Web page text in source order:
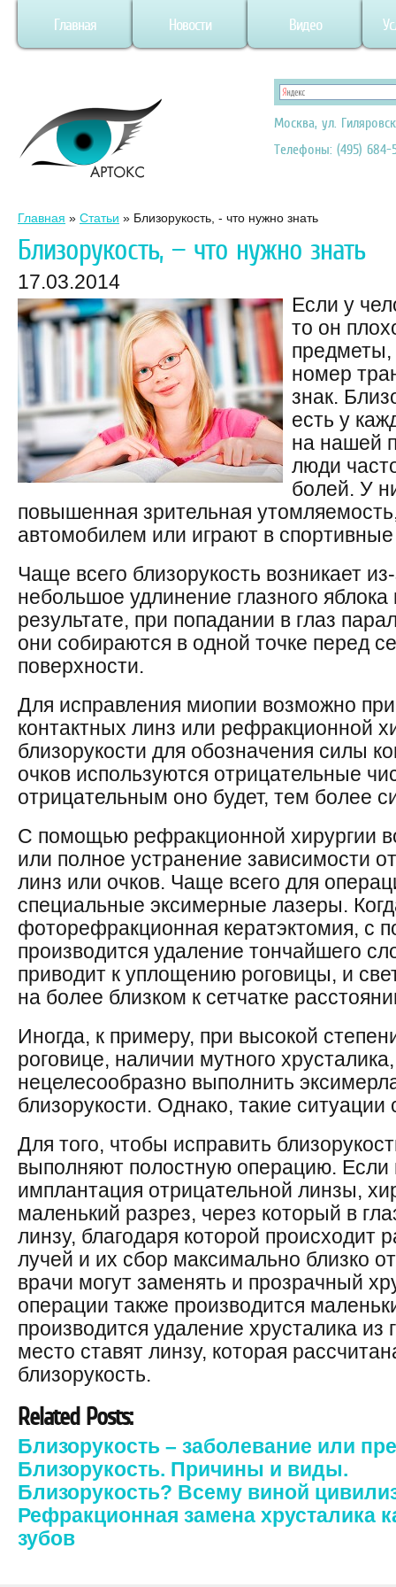
Главная Новости Видео
Москва, ул.
Телефоны: (495) 684-
Главная » Статьи » Близорукость, - что нужно знать
Близорукость, — что нужно знать
17.03.2014
Если у
то он
предметы,
номер
знак.
есть у
на нашей
люди
болей. У
повышенная зрительная
автомобилем или играют в
Чаще всего близорукость возникает
небольшое удлинение глазного
результате, при попадании в глаз
они собираются в одной точке перед
поверхности.
Для исправления миопии возможно
контактных линз или рефракционной
близорукости для обозначения силы
очков используются отрицательные
отрицательным оно будет, тем более
С помощью рефракционной хирургии
или полное устранение зависимости
линз или очков. Чаще всего для
специальные эксимерные лазеры.
фоторефракционная кератэктомия, с
производится удаление тончайшего
приводит к уплощению роговицы, и
на более близком к сетчатке
Иногда, к примеру, при высокой
роговице, наличии мутного
нецелесообразно выполнить
близорукости. Однако, такие ситуации
Для того, чтобы исправить
выполняют полостную операцию. Если
имплантация отрицательной линзы,
маленький разрез, через который в
линзу, благодаря которой происходит
лучей и их сбор максимально близко
врачи могут заменять и прозрачный
операции также производится
производится удаление хрусталика из
место ставят линзу, которая
близорукость.
Related Posts:
Близорукость – заболевание или
Близорукость. Причины и виды.
Близорукость? Всему виной
Рефракционная замена хрусталика
зубов